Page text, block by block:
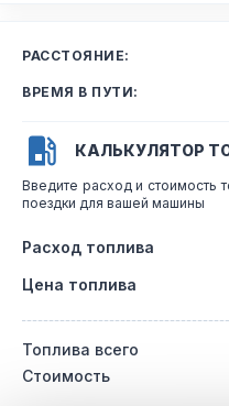
РАССТОЯНИЕ:
ВРЕМЯ В ПУТИ:
КАЛЬКУЛЯТОР
Введите расход и стоимость
поездки для вашей машины
Расход топлива
Цена топлива
Топлива всего
Стоимость